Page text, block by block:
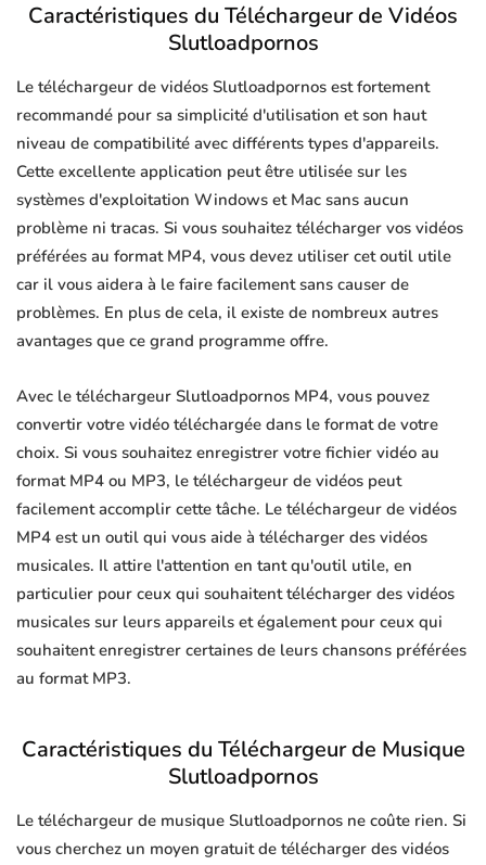
Caractéristiques du Téléchargeur de Vidéos
Slutloadpornos
Le téléchargeur de vidéos Slutloadpornos est fortement
recommandé pour sa simplicité d'utilisation et son haut
niveau de compatibilité avec différents types d'appareils.
Cette excellente application peut être utilisée sur les
systèmes d'exploitation Windows et Mac sans aucun
problème ni tracas. Si vous souhaitez télécharger vos vidéos
préférées au format MP4, vous devez utiliser cet outil utile
car il vous aidera à le faire facilement sans causer de
problèmes. En plus de cela, il existe de nombreux autres
avantages que ce grand programme offre.
Avec le téléchargeur Slutloadpornos MP4, vous pouvez
convertir votre vidéo téléchargée dans le format de votre
choix. Si vous souhaitez enregistrer votre fichier vidéo au
format MP4 ou MP3, le téléchargeur de vidéos peut
facilement accomplir cette tâche. Le téléchargeur de vidéos
MP4 est un outil qui vous aide à télécharger des vidéos
musicales. Il attire l'attention en tant qu'outil utile, en
particulier pour ceux qui souhaitent télécharger des vidéos
musicales sur leurs appareils et également pour ceux qui
souhaitent enregistrer certaines de leurs chansons préférées
au format MP3.
Caractéristiques du Téléchargeur de Musique
Slutloadpornos
Le téléchargeur de musique Slutloadpornos ne coûte rien. Si
vous cherchez un moyen gratuit de télécharger des vidéos